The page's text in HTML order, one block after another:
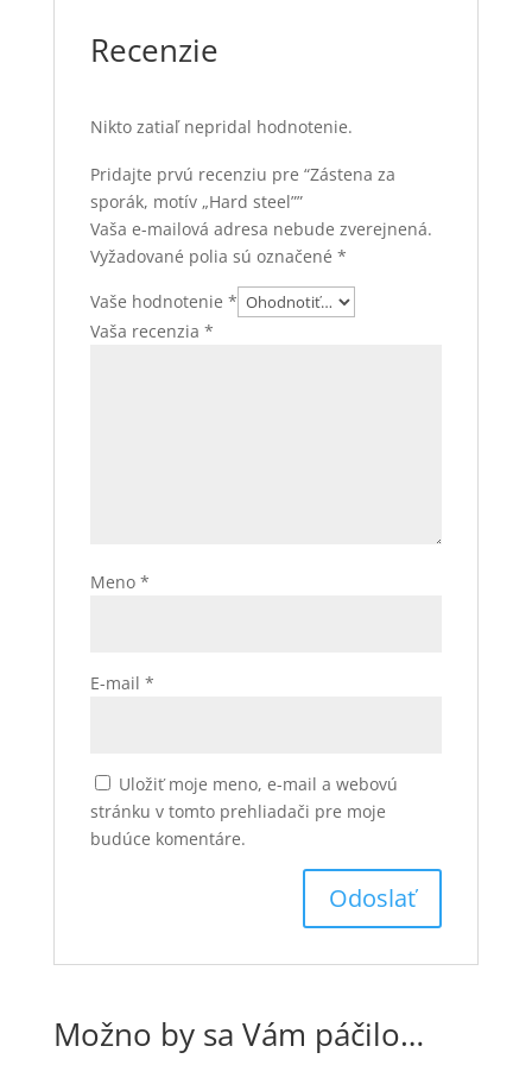
Recenzie
Nikto zatiaľ nepridal hodnotenie.
Pridajte prvú recenziu pre “Zástena za
sporák, motív „Hard steel””
Vaša e-mailová adresa nebude zverejnená.
Vyžadované polia sú označené *
Vaše hodnotenie *
Vaša recenzia *
Meno *
E-mail *
Uložiť moje meno, e-mail a webovú
stránku v tomto prehliadači pre moje
budúce komentáre.
Možno by sa Vám páčilo…